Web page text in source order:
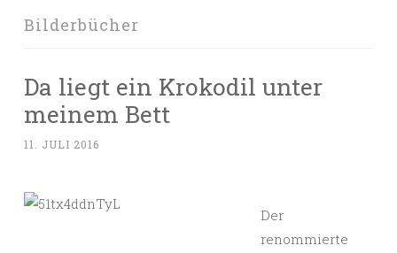
Bilderbücher
Da liegt ein Krokodil unter
meinem Bett
11. JULI 2016
Der
renommierte